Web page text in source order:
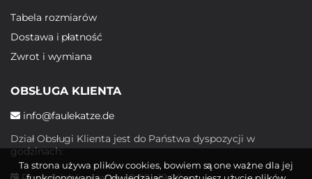
Tabela rozmiarów
Dostawa i płatność
Zwrot i wymiana
OBSŁUGA KLIENTA
info@faulekatze.de
Dział Obsługi Klienta jest do Państwa dyspozycji w
godzinach:
Ta strona używa plików cookies, bowiem są one ważne dla jej